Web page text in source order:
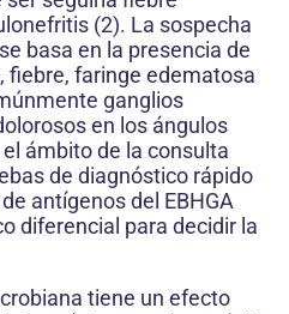
(2). La sospecha
basa en la presencia de
fiebre, faringe edematosa
ganglios
en los ángulos
ámbito de la consulta
de diagnóstico rápido
antígenos del EBHGA
diferencial para decidir la
tiene un efecto